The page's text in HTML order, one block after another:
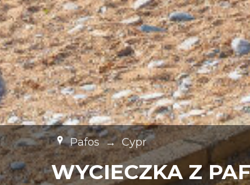
Pafos → Cypr
WYCIECZKA Z